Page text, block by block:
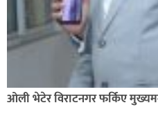
ओली भेटेर विराटनगर फर्किए